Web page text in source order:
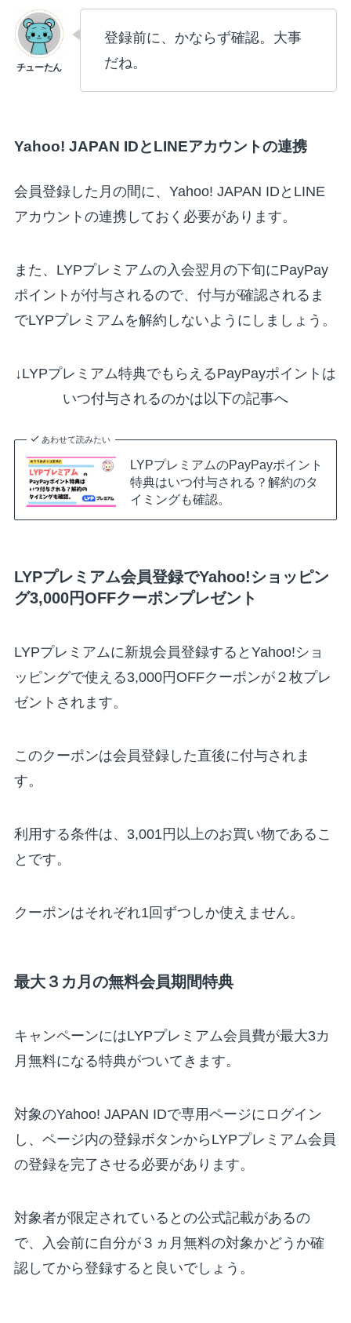
登録前に、かならず確認。大事
だね。
Yahoo! JAPAN IDとLINEアカウントの連携
会員登録した月の間に、Yahoo! JAPAN IDとLINE
アカウントの連携しておく必要があります。
また、LYPプレミアムの入会翌月の下旬にPayPay
ポイントが付与されるので、付与が確認されるま
でLYPプレミアムを解約しないようにしましょう。
↓LYPプレミアム特典でもらえるPayPayポイントは
いつ付与されるのかは以下の記事へ
あわせて読みたい
LYPプレミアムのPayPayポイント
特典はいつ付与される？解約のタ
イミングも確認。
LYPプレミアム会員登録でYahoo!ショッピン
グ3,000円OFFクーポンプレゼント
LYPプレミアムに新規会員登録するとYahoo!ショ
ッピングで使える3,000円OFFクーポンが２枚プレ
ゼントされます。
このクーポンは会員登録した直後に付与されま
す。
利用する条件は、3,001円以上のお買い物であるこ
とです。
クーポンはそれぞれ1回ずつしか使えません。
最大３カ月の無料会員期間特典
キャンペーンにはLYPプレミアム会員費が最大3カ
月無料になる特典がついてきます。
対象のYahoo! JAPAN IDで専用ページにログイン
し、ページ内の登録ボタンからLYPプレミアム会員
の登録を完了させる必要があります。
対象者が限定されているとの公式記載があるの
で、入会前に自分が３ヵ月無料の対象かどうか確
認してから登録すると良いでしょう。